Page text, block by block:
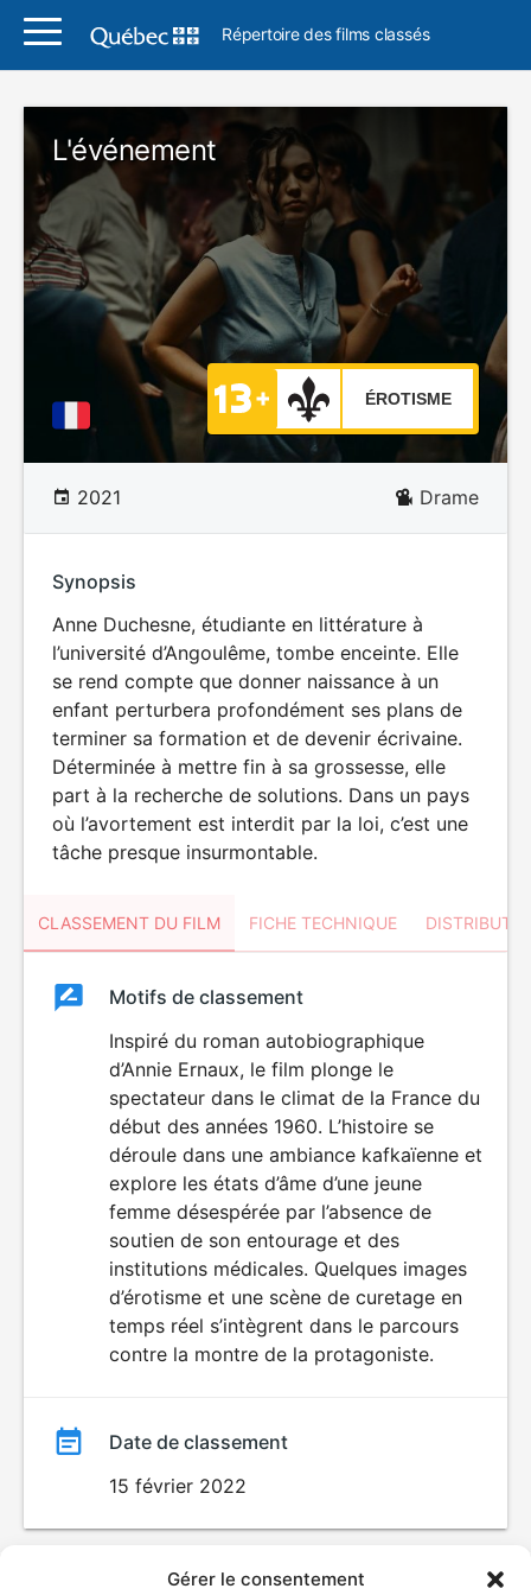
Gérer le consentement
Répertoire des films classés
L'événement
ÉROTISME
2021 Drame
Synopsis
Anne Duchesne, étudiante en littérature à
l’université d’Angoulême, tombe enceinte. Elle
se rend compte que donner naissance à un
enfant perturbera profondément ses plans de
terminer sa formation et de devenir écrivaine.
Déterminée à mettre fin à sa grossesse, elle
part à la recherche de solutions. Dans un pays
où l’avortement est interdit par la loi, c’est une
tâche presque insurmontable.
CLASSEMENT DU FILM FICHE TECHNIQUE
ClassementClassement
ÉROTISME
Motifs de classement
Inspiré du roman autobiographique
d’Annie Ernaux, le film plonge le
spectateur dans le climat de la France du
début des années 1960. L’histoire se
déroule dans une ambiance kafkaïenne et
explore les états d’âme d’une jeune
femme désespérée par l’absence de
soutien de son entourage et des
institutions médicales. Quelques images
d’érotisme et une scène de curetage en
temps réel s’intègrent dans le parcours
contre la montre de la protagoniste.
Date de classement
15 février 2022